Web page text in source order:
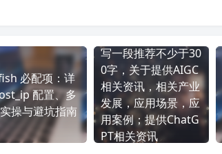
必配项：详
配置、多
操与避坑指南
写一段推荐不少于30
0字，关于提供AIGC
相关资讯，相关产业
发展，应用场景，应
用案例；提供ChatG
PT相关资讯